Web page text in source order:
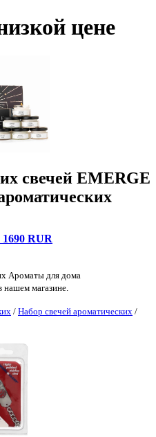
цене
свечей EMERGE
RUR
Ароматы для дома
магазине.
/ Набор свечей ароматических /